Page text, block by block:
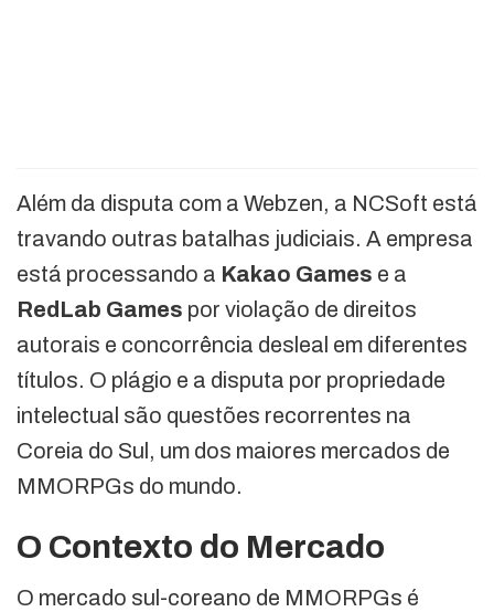
Além da disputa com a Webzen, a NCSoft está
travando outras batalhas judiciais. A empresa
está processando a Kakao Games e a
RedLab Games por violação de direitos
autorais e concorrência desleal em diferentes
títulos. O plágio e a disputa por propriedade
intelectual são questões recorrentes na
Coreia do Sul, um dos maiores mercados de
MMORPGs do mundo.
O Contexto do Mercado
O mercado sul-coreano de MMORPGs é